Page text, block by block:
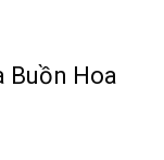
Buồn Hoa